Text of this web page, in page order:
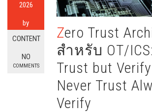
2026
by
CONTENT
NO
COMMENTS
Zero Trust Architecture
สำหรับ OT/
Trust but
Never Trust
Verify